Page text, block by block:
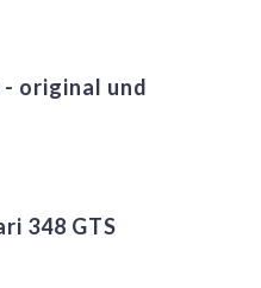
original und
348 GTS